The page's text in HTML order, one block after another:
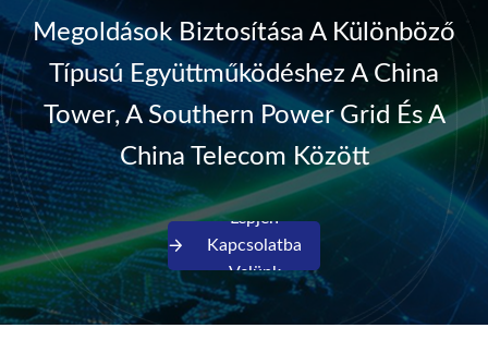
designed with complete
isolati...
Megoldások Biztosítása A Különböző
Típusú Együttműködéshez A China
Tower, A Southern Power Grid És A
China Telecom Között
Lépjen
Kapcsolatba
Velünk